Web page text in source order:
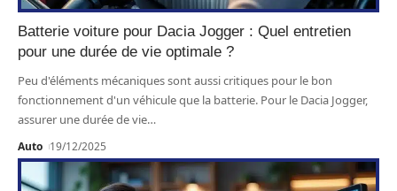
Batterie voiture pour Dacia Jogger : Quel entretien
pour une durée de vie optimale ?
Peu d'éléments mécaniques sont aussi critiques pour le bon
fonctionnement d'un véhicule que la batterie. Pour le Dacia Jogger,
assurer une durée de vie…
Auto 19/12/2025